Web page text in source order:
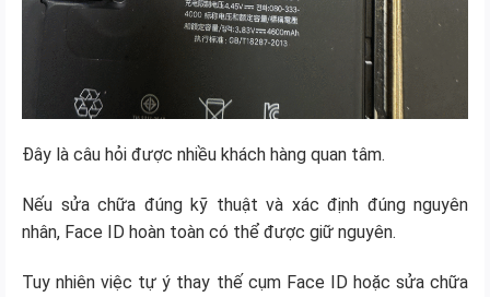
Đây là câu hỏi được nhiều khách hàng quan tâm.
Nếu sửa chữa đúng kỹ thuật và xác định đúng nguyên
nhân, Face ID hoàn toàn có thể được giữ nguyên.
Tuy nhiên việc tự ý thay thế cụm Face ID hoặc sửa chữa